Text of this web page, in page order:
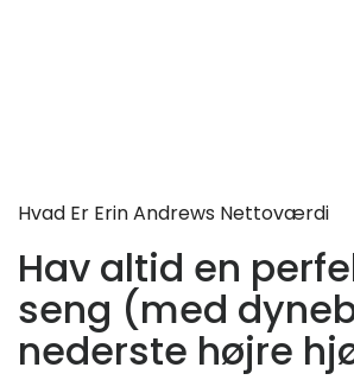
Hvad Er Erin Andrews Nettoværdi
Hav altid en
seng (med
nederste højre